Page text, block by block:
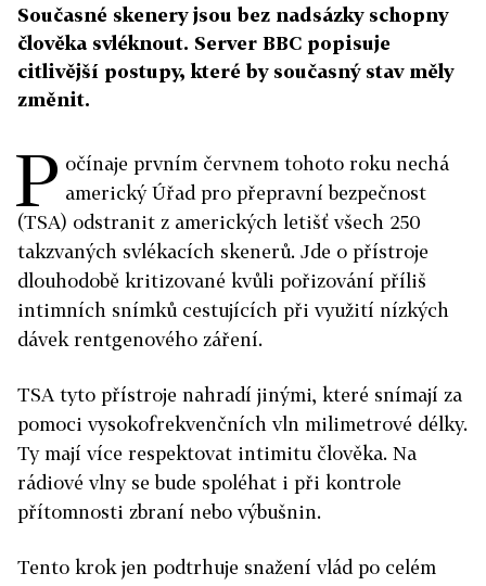
Současné skenery jsou bez nadsázky schopny
člověka svléknout. Server BBC popisuje
citlivější postupy, které by současný stav měly
změnit.
P očínaje prvním červnem tohoto roku nechá
americký Úřad pro přepravní bezpečnost
(TSA) odstranit z amerických letišť všech 250
takzvaných svlékacích skenerů. Jde o přístroje
dlouhodobě kritizované kvůli pořizování příliš
intimních snímků cestujících při využití nízkých
dávek rentgenového záření.
TSA tyto přístroje nahradí jinými, které snímají za
pomoci vysokofrekvenčních vln milimetrové délky.
Ty mají více respektovat intimitu člověka. Na
rádiové vlny se bude spoléhat i při kontrole
přítomnosti zbraní nebo výbušnin.
Tento krok jen podtrhuje snažení vlád po celém